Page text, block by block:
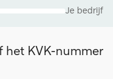
Je bedrijf
het KVK-nummer